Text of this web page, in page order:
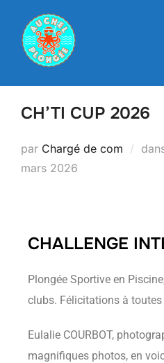
CH’TI CUP 2026
par Chargé de com
mars 2026
CHALLENGE
Plongée Sportive en
clubs. Félicitations à toutes
Eulalie COURBOT,
magnifiques photos, en